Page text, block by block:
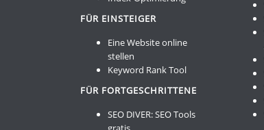
FÜR EINSTEIGER
Eine Website online
stellen
Keyword Rank Tool
FÜR FORTGESCHRITTENE
SEO DIVER:SEO Tools